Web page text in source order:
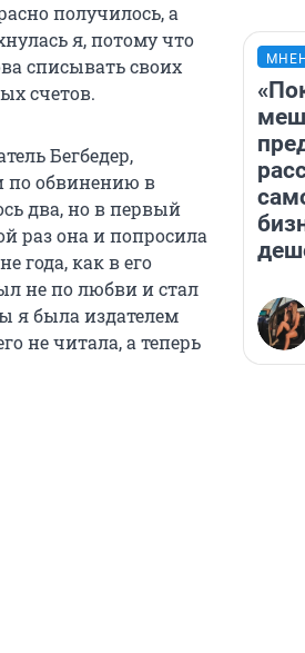
получилось, а
я, потому что
списывать своих
счетов.
Бегбедер,
по обвинению в
два, но в первый
раз она и попросила
года, как в его
не по любви и стал
я была издателем
не читала, а теперь